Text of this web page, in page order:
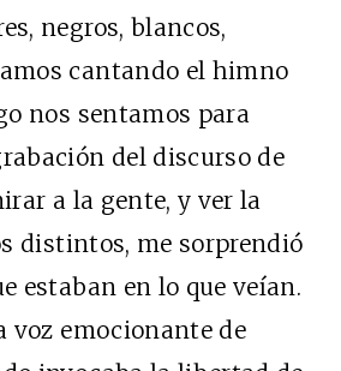
negros, blancos,
cantando el himno
nos sentamos para
del discurso de
a la gente, y ver la
distintos, me sorprendió
estaban en lo que veían.
voz emocionante de